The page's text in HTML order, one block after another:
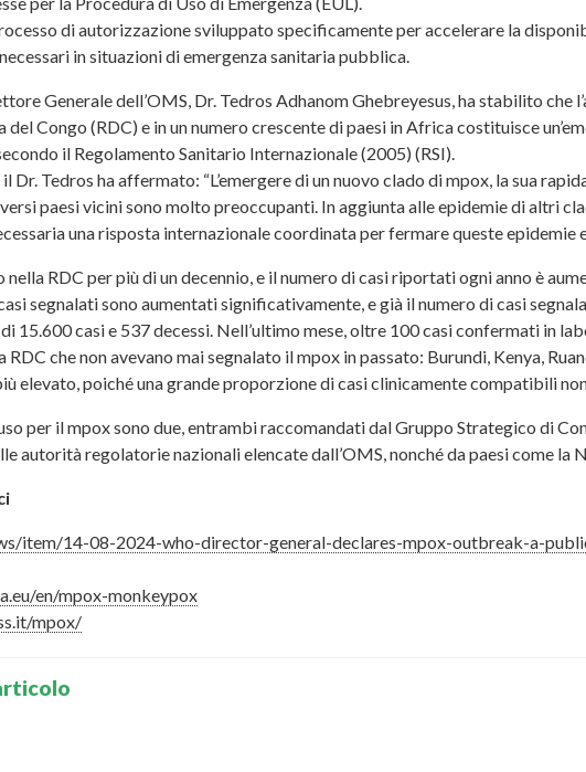
di autorizzazione sviluppato specificamente per accelerare la
in situazioni di emergenza sanitaria pubblica.
Generale dell’OMS, Dr. Tedros Adhanom Ghebreyesus, ha stabilito che
Congo (RDC) e in un numero crescente di paesi in Africa costituisce
il Regolamento Sanitario Internazionale (2005) (RSI).
Dr. Tedros ha affermato: “L’emergere di un nuovo clado di mpox, la sua
paesi vicini sono molto preoccupanti. In aggiunta alle epidemie di altri
una risposta internazionale coordinata per fermare queste epidemie
nella RDC per più di un decennio, e il numero di casi riportati ogni anno è
segnalati sono aumentati significativamente, e già il numero di casi
di 15.600 casi e 537 decessi. Nell’ultimo mese, oltre 100 casi confermati in
che non avevano mai segnalato il mpox in passato: Burundi, Kenya,
elevato, poiché una grande proporzione di casi clinicamente compatibili
per il mpox sono due, entrambi raccomandati dal Gruppo Strategico di
autorità regolatorie nazionali elencate dall’OMS, nonché da paesi come la
item/14-08-2024-who-director-general-declares-mpox-outbreak-a-
en/mpox-monkeypox
mpox/